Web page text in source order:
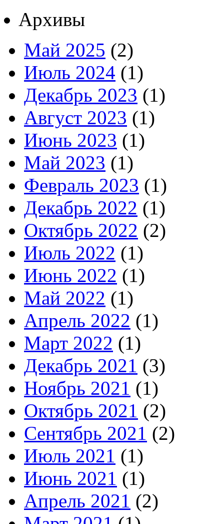
Архивы
Май 2025 (2)
Июль 2024 (1)
Декабрь 2023 (1)
Август 2023 (1)
Июнь 2023 (1)
Май 2023 (1)
Февраль 2023 (1)
Декабрь 2022 (1)
Октябрь 2022 (2)
Июль 2022 (1)
Июнь 2022 (1)
Май 2022 (1)
Апрель 2022 (1)
Март 2022 (1)
Декабрь 2021 (3)
Ноябрь 2021 (1)
Октябрь 2021 (2)
Сентябрь 2021 (2)
Июль 2021 (1)
Июнь 2021 (1)
Апрель 2021 (2)